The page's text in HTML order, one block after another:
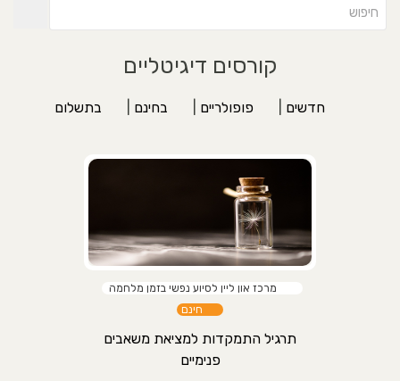
קורסים דיגיטליים
חדשים פופולריים בחינם בתשלום
מרכז און ליין לסיוע נפשי בזמן מלחמה
חינם
תרגיל התמקדות למציאת משאבים
פנימיים